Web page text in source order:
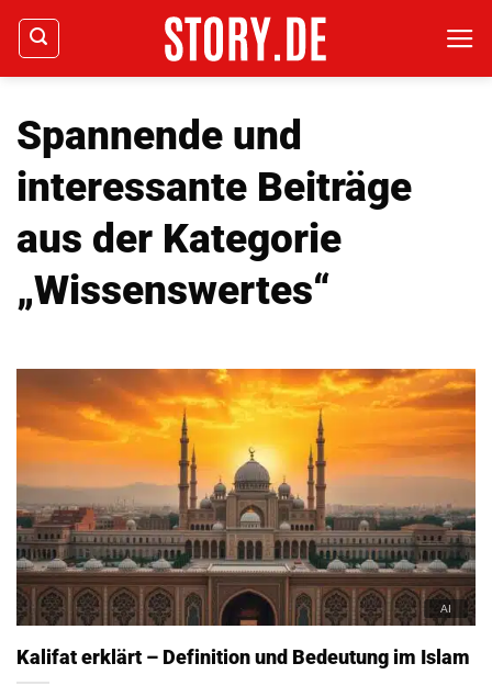
Zum
Inhalt
springen
Spannende und
interessante Beiträge
aus der Kategorie
„Wissenswertes“
Kalifat erklärt – Definition und Bedeutung im Islam